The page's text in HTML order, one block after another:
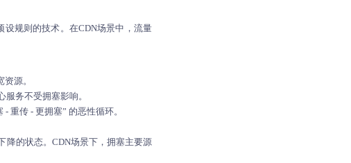
设规则的技术。在CDN场景中，流量
源。
务不受拥塞影响。
重传 - 更拥塞” 的恶性循环。
降的状态。CDN场景下，拥塞主要源